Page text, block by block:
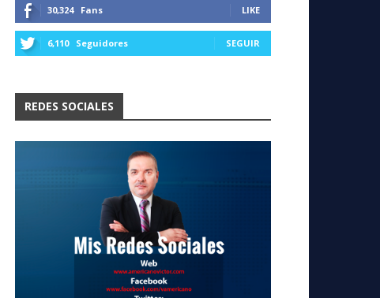
30,324 Fans LIKE
6,110 Seguidores SEGUIR
REDES SOCIALES